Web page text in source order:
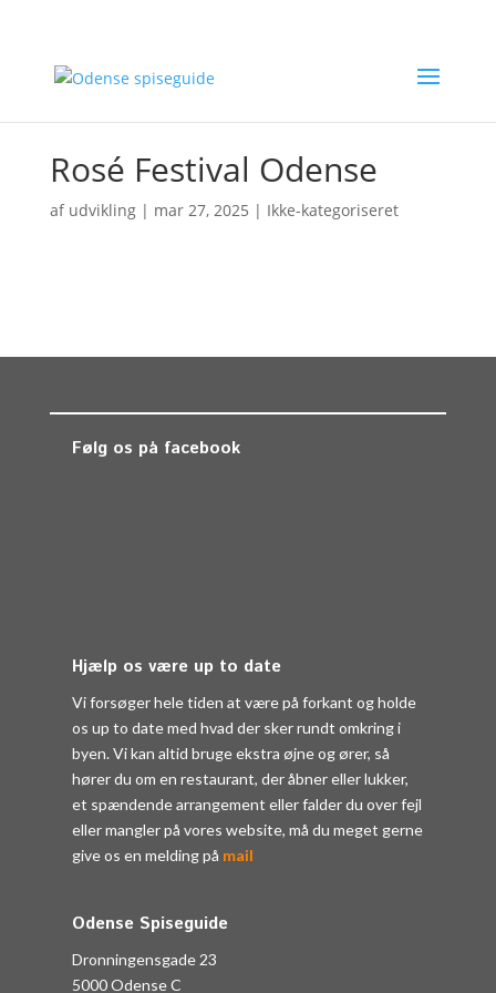
Rosé Festival Odense
af udvikling| mar 27, 2025 | Ikke-kategoriseret
Følg os på facebook
Hjælp os være up to date
Vi forsøger hele tiden at være på forkant og holde
os up to date med hvad der sker rundt omkring i
byen. Vi kan altid bruge ekstra øjne og ører, så
hører du om en restaurant, der åbner eller lukker,
et spændende arrangement eller falder du over fejl
eller mangler på vores website, må du meget gerne
give os en melding på mail
Odense Spiseguide
Dronningensgade 23
5000 Odense C